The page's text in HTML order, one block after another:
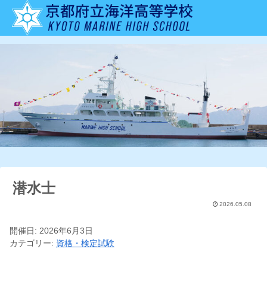
潜水士
2026.05.08
開催日: 2026年6月3日
カテゴリー: 資格・検定試験